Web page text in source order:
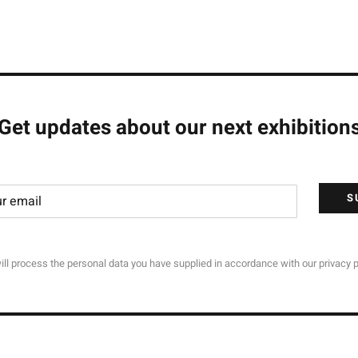
updates about our next
process the personal data you have supplied in accordance with our privacy